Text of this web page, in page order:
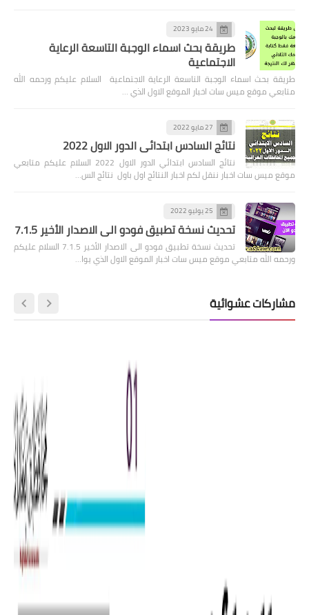
24 مايو 2023
طريقة بحث اسماء الوجبة التاسعة الرعاية
الاجتماعية
طريقة بحث اسماء الوجبة التاسعة الرعاية الاجتماعية السلام عليكم ورحمه الله
متابعي موقع ميس سات اخبار الموقع الاول الذي …
27 مايو 2022
نتائج السادس ابتدائي الدور الاول 2022
نتائج السادس ابتدائي الدور الاول 2022 السلام عليكم متابعي
موقع ميس سات اخبار ننقل لكم اخبار النتائج اول باول نتائج الس…
25 يوليو 2022
تحديث نسخة تطبيق فودو الى الاصدار الأخير 7.1.5
تحديث نسخة تطبيق فودو الى الاصدار الأخير 7.1.5 السلام عليكم
ورحمه الله متابعي موقع ميس سات اخبار الموقع الاول الذي يوا…
مشاركات عشوائية